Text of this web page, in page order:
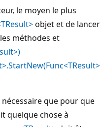
le moyen le plus
objet et de lancer
méthodes et
nécessaire que pour que
quelque chose à